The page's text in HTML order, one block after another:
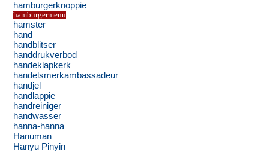
hamburgerknoppie
hamburgermenu
hamster
hand
handblitser
handdrukverbod
handeklapkerk
handelsmerkambassadeur
handjel
handlappie
handreiniger
handwasser
hanna-hanna
Hanuman
Hanyu Pinyin